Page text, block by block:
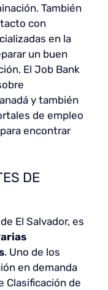
También
con
en la
un buen
El Job Bank
y también
de empleo
encontrar
DE
El Salvador, es
. Uno de los
en demanda
Clasificación de